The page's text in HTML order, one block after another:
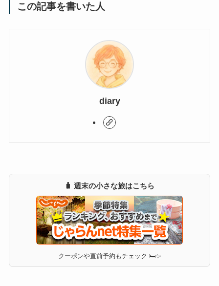
この記事を書いた人
diary
🧳 週末の小さな旅はこちら
クーポンや直前予約もチェック 🛏✨